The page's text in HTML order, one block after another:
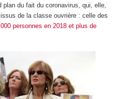
plan du fait du coronavirus, qui, elle,
de la classe ouvrière : celle des
personnes en 2018 et plus de